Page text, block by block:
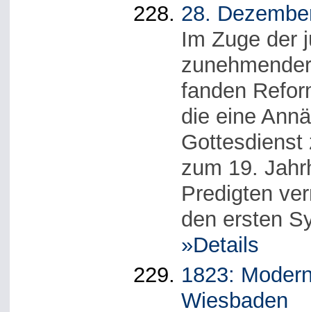
28.
Im Zuge der
fanden
die eine
Gottesdienst
zum 19.
Predigten
den ersten
»Details
1823:
Wiesbaden